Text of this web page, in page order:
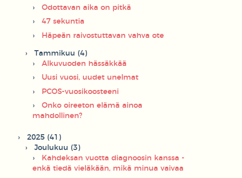
Odottavan aika on pitkä
47 sekuntia
Häpeän raivostuttavan vahva ote
Tammikuu (4)
Alkuvuoden hässäkkää
Uusi vuosi, uudet unelmat
PCOS-vuosikoosteeni
Onko oireeton elämä ainoa
mahdollinen?
2025 (41)
Joulukuu (3)
Kahdeksan vuotta diagnoosin kanssa -
enkä tiedä vieläkään, mikä minua vaivaa